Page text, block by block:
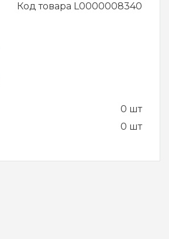
Код товара L0000008340
0 шт
0 шт